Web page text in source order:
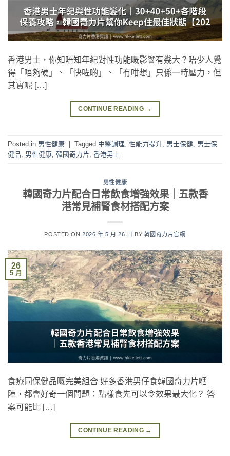
香港男士，你知唔知年紀對性功能嘅影響有幾大？唔少人覺
得「唔夠硬」、「快咗啲」、「冇咁想」只係一時壓力，但
其實呢 […]
CONTINUE READING →
Posted in 男性健康 | Tagged 中醫調理 性能力提升 男士保健 男士保
健品
男性健康 韓國奇力片 香港男士
男性健康
韓國奇力片配合日常飲食增強效果｜五款香
港常見補腎食材搭配方案
POSTED ON2026 年 5 月 26 日 BY 韓國奇力片官網
26
5 月
食療同保健品嘅完美組合 好多香港男仔食韓國奇力片嗰
陣，都會好奇一個問題：點樣食先可以令效果最大化？ 答
案可能比 […]
CONTINUE READING →